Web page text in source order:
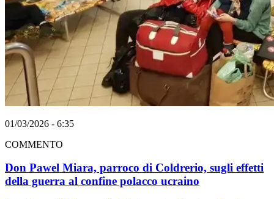
01/03/2026 - 6:35
COMMENTO
Don Pawel Miara, parroco di Coldrerio, sugli effetti
della guerra al confine polacco ucraino